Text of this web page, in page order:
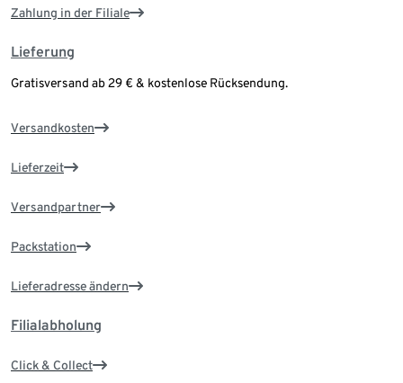
Zahlung in der Filiale
Lieferung
Gratisversand ab 29 € & kostenlose Rücksendung.
Versandkosten
Lieferzeit
Versandpartner
Packstation
Lieferadresse ändern
Filialabholung
Click & Collect